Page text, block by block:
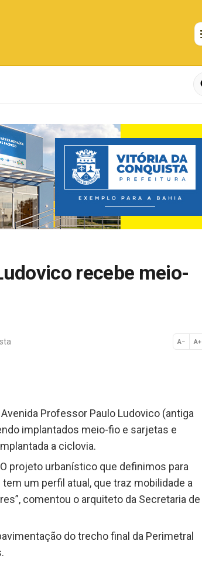
recebe meio-
A− A+
Normal
Professor Paulo Ludovico (antiga
implantados meio-fio e sarjetas e
a ciclovia.
projeto urbanístico que definimos para
um perfil atual, que traz mobilidade a
comentou o arquiteto da Secretaria de
do trecho final da Perimetral